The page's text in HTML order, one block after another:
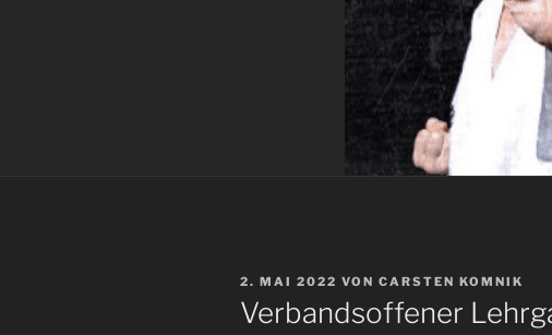
VERÖFFENTLICHT
AM
2. MAI 2022 VON CARSTEN KOMNIK
Verbandsoffener